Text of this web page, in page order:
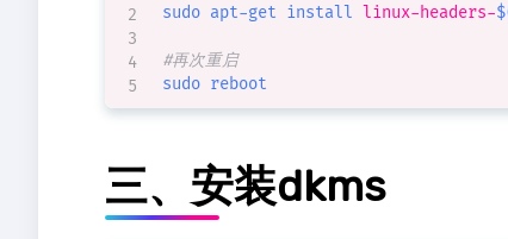
sudo apt-get install linux-headers-
#再次重启
sudo reboot
三、安装dkms